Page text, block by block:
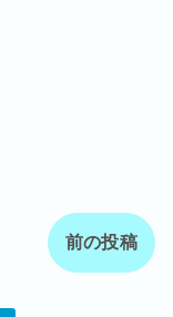
前の投稿